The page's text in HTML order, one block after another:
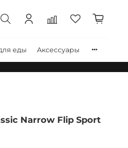
еды
Аксессуары
Narrow Flip Sport